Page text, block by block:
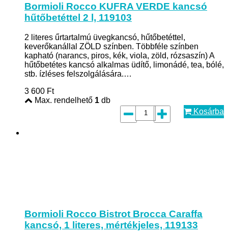
Bormioli Rocco KUFRA VERDE kancsó
hűtőbetéttel 2 l, 119103
2 literes űrtartalmú üvegkancsó, hűtőbetéttel,
keverőkanállal ZÖLD színben. Többféle színben
kapható (narancs, piros, kék, viola, zöld, rózsaszín) A
hűtőbetétes kancsó alkalmas üdítő, limonádé, tea, bólé,
stb. ízléses felszolgálására.…
3 600 Ft
Max. rendelhető 1 db
Kosárba
Bormioli Rocco Bistrot Brocca Caraffa
kancsó, 1 literes, mértékjeles, 119133